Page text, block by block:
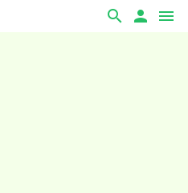
search person menu